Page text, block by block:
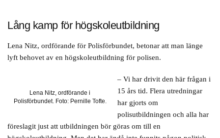
Lång kamp för högskoleutbildning
Lena Nitz, ordförande för Polisförbundet, betonar att man länge
lyft behovet av en högskoleutbildning för polisen.
Lena Nitz, ordförande i
Polisförbundet. Foto: Pernille Tofte.
– Vi har drivit den här frågan i
15 års tid. Flera utredningar
har gjorts om
polisutbildningen och alla har
föreslagit just att utbildningen bör göras om till en